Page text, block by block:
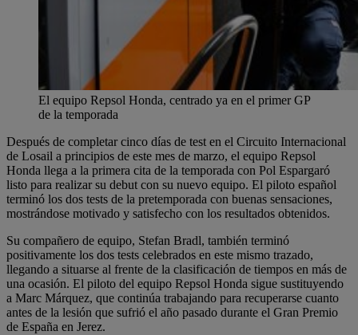
El equipo Repsol Honda, centrado ya en el primer GP
de la temporada
Después de completar cinco días de test en el Circuito Internacional
de Losail a principios de este mes de marzo, el equipo Repsol
Honda llega a la primera cita de la temporada con Pol Espargaró
listo para realizar su debut con su nuevo equipo. El piloto español
terminó los dos tests de la pretemporada con buenas sensaciones,
mostrándose motivado y satisfecho con los resultados obtenidos.
Su compañero de equipo, Stefan Bradl, también terminó
positivamente los dos tests celebrados en este mismo trazado,
llegando a situarse al frente de la clasificación de tiempos en más de
una ocasión. El piloto del equipo Repsol Honda sigue sustituyendo
a Marc Márquez, que continúa trabajando para recuperarse cuanto
antes de la lesión que sufrió el año pasado durante el Gran Premio
de España en Jerez.